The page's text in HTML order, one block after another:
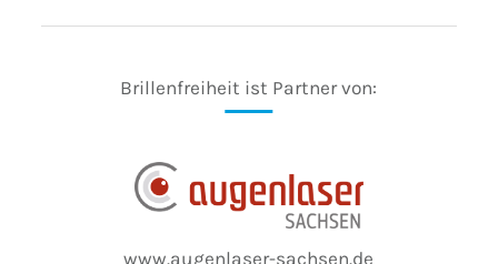
Brillenfreiheit ist Partner von:
www.augenlaser-sachsen.de